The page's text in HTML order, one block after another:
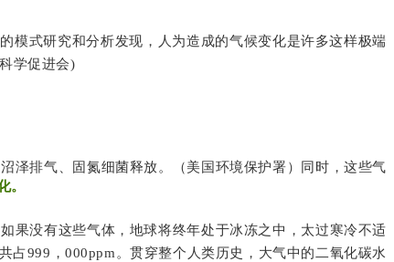
模式研究和分析发现，人为造成的气候变化是许多这样极端
学促进会)
泽排气、固氮细菌释放。（美国环境保护署）同时，这些气
。
果没有这些气体，地球将终年处于冰冻之中，太过寒冷不适
999，000ppm。贯穿整个人类历史，大气中的二氧化碳水